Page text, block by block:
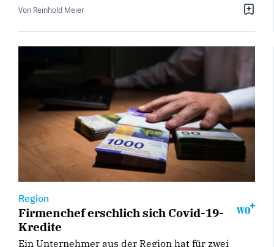
Von Reinhold Meier
Region
Firmenchef erschlich sich Covid-19-
Kredite
Ein Unternehmer aus der Region hat für zwei